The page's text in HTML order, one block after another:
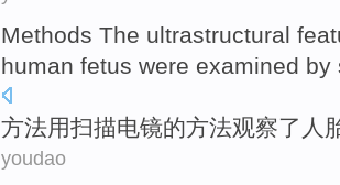
Methods The ultrastructural
human fetus were examined by
方法用扫描电镜的方法观察了 人
youdao